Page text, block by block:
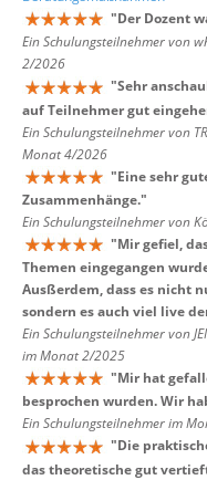
"Der Dozent
Ein Schulungsteilnehmer von
2/2026
"Sehr
auf Teilnehmer gut
Ein Schulungsteilnehmer von
Monat 4/2026
"Eine sehr
Zusammenhänge."
Ein Schulungsteilnehmer von
"Mir gefiel,
Themen eingegangen
Ausßerdem, dass es nicht
sondern es auch viel live
Ein Schulungsteilnehmer von
im Monat 2/2025
"Mir hat
besprochen wurden. Wir
Ein Schulungsteilnehmer im
"Die
das theoretische gut